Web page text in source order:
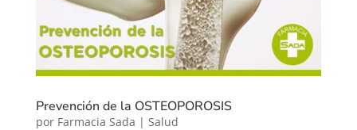
Prevención de la OSTEOPOROSIS
por Farmacia Sada | Salud